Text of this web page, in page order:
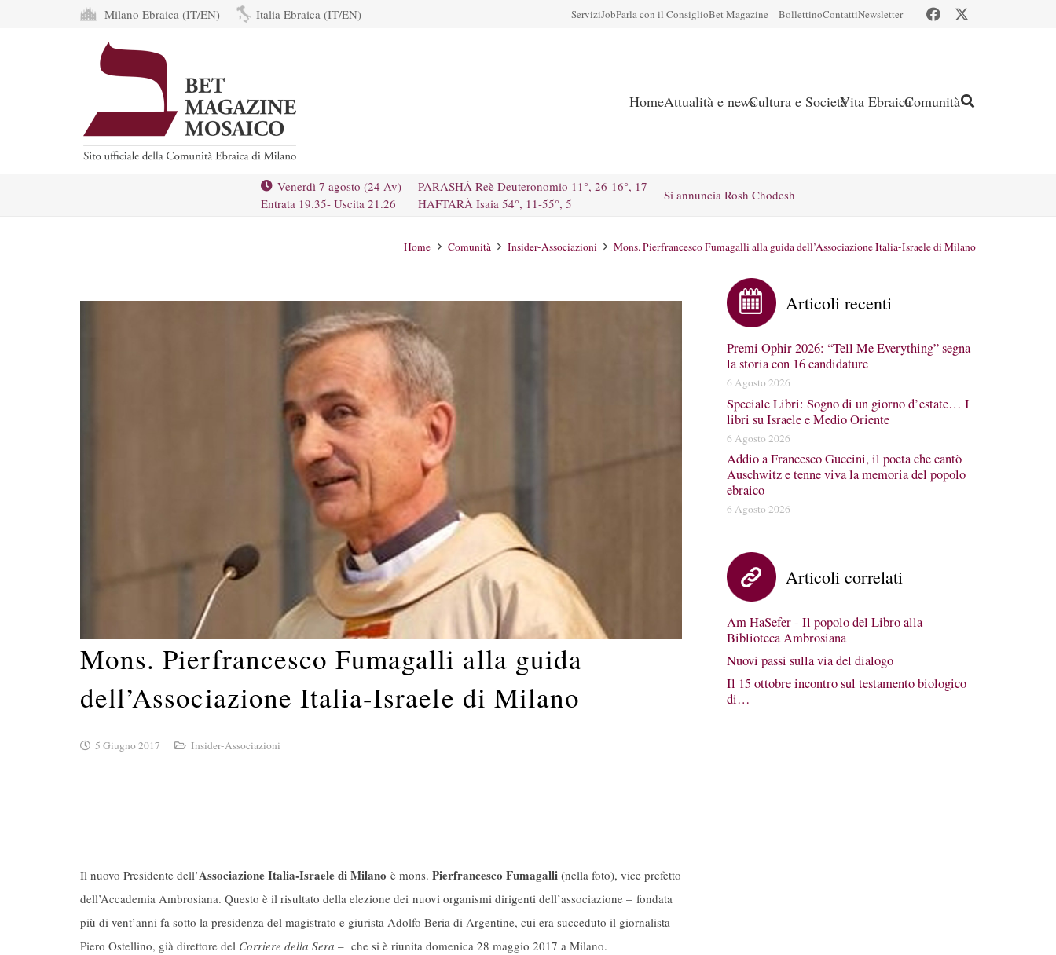
Milano Ebraica (IT/EN) Italia Ebraica (IT/EN) ServiziJobParla con il ConsiglioBet Magazine – BollettinoContattiNewsletter
HomeAttualità e newsCultura e SocietàVita EbraicaComunità
Venerdì 7 agosto (24 Av)
Entrata 19.35- Uscita 21.26
PARASHÀ Reè Deuteronomio 11°, 26-16°, 17
HAFTARÀ Isaia 54°, 11-55°, 5
Si annuncia Rosh Chodesh
Home Comunità Insider-Associazioni Mons. Pierfrancesco Fumagalli alla guida dell’Associazione Italia-Israele di Milano
Mons. Pierfrancesco Fumagalli alla guida
dell’Associazione Italia-Israele di Milano
5 Giugno 2017 Insider-Associazioni
Il nuovo Presidente dell’Associazione Italia-Israele di Milano è mons. Pierfrancesco Fumagalli (nella foto), vice prefetto
dell’Accademia Ambrosiana. Questo è il risultato della elezione dei nuovi organismi dirigenti dell’associazione – fondata
più di vent’anni fa sotto la presidenza del magistrato e giurista Adolfo Beria di Argentine, cui era succeduto il giornalista
Piero Ostellino, già direttore del Corriere della Sera – che si è riunita domenica 28 maggio 2017 a Milano.
Articoli recenti
Premi Ophir 2026: “Tell Me Everything” segna
la storia con 16 candidature
6 Agosto 2026
Speciale Libri: Sogno di un giorno d’estate… I
libri su Israele e Medio Oriente
6 Agosto 2026
Addio a Francesco Guccini, il poeta che cantò
Auschwitz e tenne viva la memoria del popolo
ebraico
6 Agosto 2026
Articoli correlati
Am HaSefer - Il popolo del Libro alla
Biblioteca Ambrosiana
Nuovi passi sulla via del dialogo
Il 15 ottobre incontro sul testamento biologico
di…